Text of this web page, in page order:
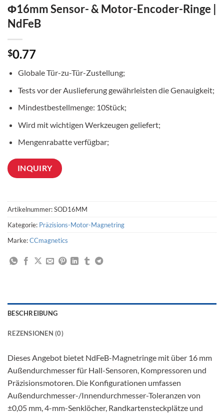
Φ16mm Sensor- & Motor-Encoder-Ringe |
NdFeB
$0.77
Globale Tür-zu-Tür-Zustellung;
Tests vor der Auslieferung gewährleisten die Genauigkeit;
Mindestbestellmenge: 10Stück;
Wird mit wichtigen Werkzeugen geliefert;
Mengenrabatte verfügbar;
INQUIRY
Artikelnummer:SOD16MM
Kategorie: Präzisions-Motor-Magnetring
Marke:CCmagnetics
BESCHREIBUNG
REZENSIONEN (0)
Dieses Angebot bietet NdFeB-Magnetringe mit über 16 mm
Außendurchmesser für Hall-Sensoren, Kompressoren und
Präzisionsmotoren. Die Konfigurationen umfassen
Außendurchmesser-/Innendurchmesser-Toleranzen von
±0,05 mm, 4-mm-Senklöcher, Randkartensteckplätze und